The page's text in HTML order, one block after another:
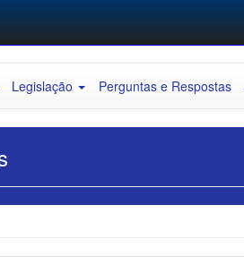
Legislação Perguntas e Respostas